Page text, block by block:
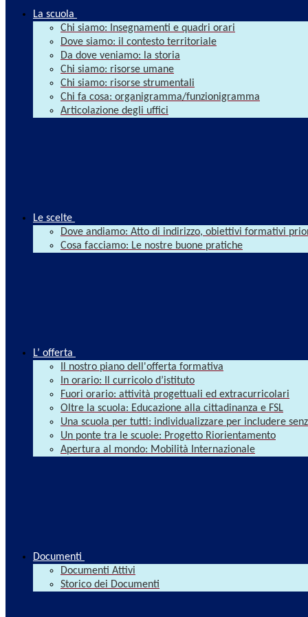
La scuola
Chi siamo: Insegnamenti e quadri orari
Dove siamo: il contesto territoriale
Da dove veniamo: la storia
Chi siamo: risorse umane
Chi siamo: risorse strumentali
Chi fa cosa: organigramma/funzionigramma
Articolazione degli uffici
Le scelte
Dove andiamo: Atto di indirizzo, obiettivi formativi
Cosa facciamo: Le nostre buone pratiche
L’ offerta
Il nostro piano dell'offerta formativa
In orario: Il curricolo d’istituto
Fuori orario: attività progettuali ed extracurricolari
Oltre la scuola: Educazione alla cittadinanza e FSL
Una scuola per tutti: individualizzare per includere
Un ponte tra le scuole: Progetto Riorientamento
Apertura al mondo: Mobilità Internazionale
Documenti
Documenti Attivi
Storico dei Documenti